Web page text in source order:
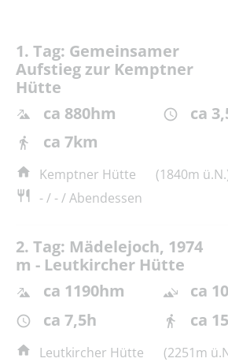
1. Tag: Gemeinsamer
Aufstieg zur Kemptner
Hütte
ca 880hm
ca
ca 7km
Kemptner Hütte
(1840m
- / - / Abendessen
2. Tag: Mädelejoch, 1974
m - Leutkircher Hütte
ca 1190hm
ca
ca 7,5h
ca
Leutkircher Hütte
(2251m